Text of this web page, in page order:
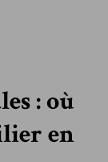
: où
en